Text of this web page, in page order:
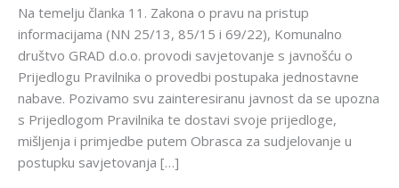
Na temelju članka 11. Zakona o pravu na pristup
informacijama (NN 25/13, 85/15 i 69/22), Komunalno
društvo GRAD d.o.o. provodi savjetovanje s javnošću o
Prijedlogu Pravilnika o provedbi postupaka jednostavne
nabave. Pozivamo svu zainteresiranu javnost da se upozna
s Prijedlogom Pravilnika te dostavi svoje prijedloge,
mišljenja i primjedbe putem Obrasca za sudjelovanje u
postupku savjetovanja […]
provedbi
postupaka
jednostavne
nabave